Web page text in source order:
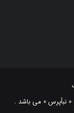
NabaaPress News